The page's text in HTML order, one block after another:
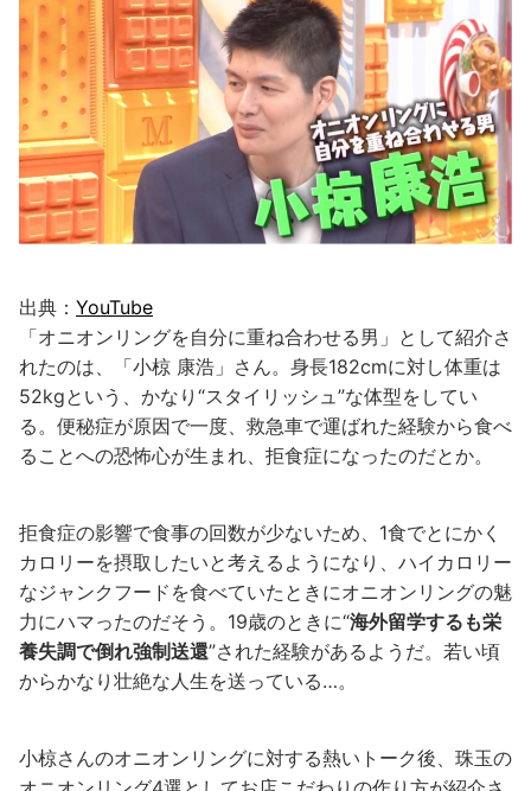
出典： YouTube
「オニオンリングを自分に重ね合わせる男」として紹介さ
れたのは、「小椋 康浩」さん。身長182cmに対し体重は
52kgという、かなり“スタイリッシュ”な体型をしてい
る。便秘症が原因で一度、救急車で運ばれた経験から食べ
ることへの恐怖心が生まれ、拒食症になったのだとか。
拒食症の影響で食事の回数が少ないため、1食でとにかく
カロリーを摂取したいと考えるようになり、ハイカロリー
なジャンクフードを食べていたときにオニオンリングの魅
力にハマったのだそう。19歳のときに“海外留学するも栄
養失調で倒れ強制送還”された経験があるようだ。若い頃
からかなり壮絶な人生を送っている…。
小椋さんのオニオンリングに対する熱いトーク後、珠玉の